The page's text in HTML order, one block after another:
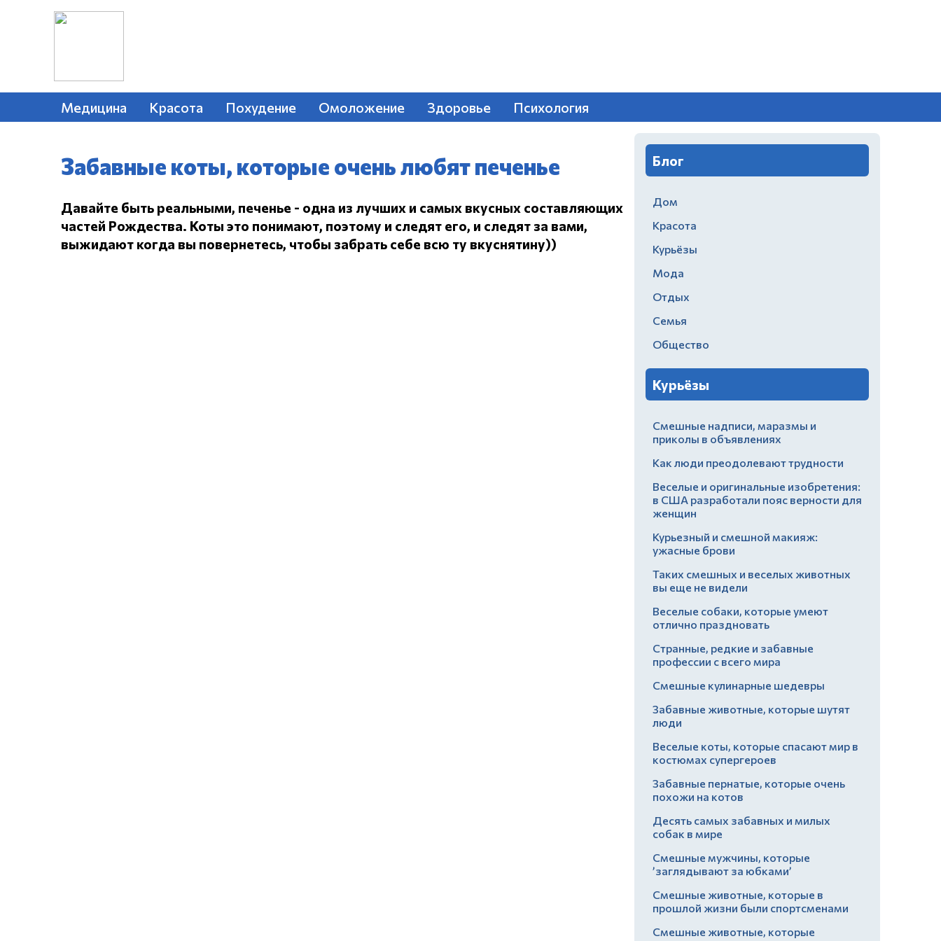
Медицина Красота Похудение Омоложение Здоровье Психология
Забавные коты, которые очень любят печенье
Давайте быть реальными, печенье - одна из лучших и самых вкусных составляющих
частей Рождества. Коты это понимают, поэтому и следят его, и следят за вами,
выжидают когда вы повернетесь, чтобы забрать себе всю ту вкуснятину))
Блог
Дом
Красота
Курьёзы
Мода
Отдых
Семья
Общество
Курьёзы
Смешные надписи, маразмы и
приколы в объявлениях
Как люди преодолевают трудности
Веселые и оригинальные изобретения:
в США разработали пояс верности для
женщин
Курьезный и смешной макияж:
ужасные брови
Таких смешных и веселых животных
вы еще не видели
Веселые собаки, которые умеют
отлично праздновать
Странные, редкие и забавные
профессии с всего мира
Смешные кулинарные шедевры
Забавные животные, которые шутят
люди
Веселые коты, которые спасают мир в
костюмах супергероев
Забавные пернатые, которые очень
похожи на котов
Десять самых забавных и милых
собак в мире
Смешные мужчины, которые
’заглядывают за юбками’
Смешные животные, которые в
прошлой жизни были спортсменами
Смешные животные, которые